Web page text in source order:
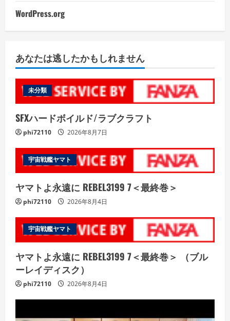
WordPress.org
あなたは逃したかもしれません
未分類
SFXハードボイルド/ラブクラフト
phi72110 2026年8月7日
宇宙戦艦ヤマト
ヤマトよ永遠に REBEL3199 7＜最終巻＞
phi72110 2026年8月4日
宇宙戦艦ヤマト
ヤマトよ永遠に REBEL3199 7＜最終巻＞ （ブル
ーレイディスク）
phi72110 2026年8月4日